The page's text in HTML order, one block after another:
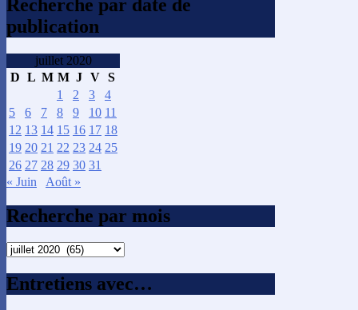
Recherche par date de
publication
juillet 2020
D L M M J V S
1
2 3
4
5
6 7 8 9 10 11
12 13 14 15 16 17 18
19 20 21 22 23 24 25
26 27 28 29 30 31
« Juin
Août »
Recherche par mois
Recherche
mois
Entretiens avec…